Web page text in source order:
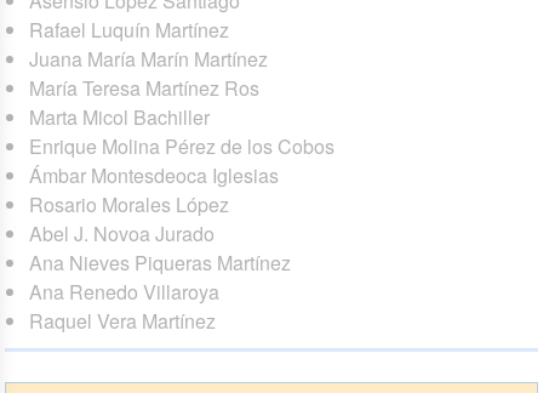
Rafael Luquín Martínez
Juana María Marín Martínez
María Teresa Martínez Ros
Marta Micol Bachiller
Enrique Molina Pérez de los Cobos
Ámbar Montesdeoca Iglesias
Rosario Morales López
Abel J. Novoa Jurado
Ana Nieves Piqueras Martínez
Ana Renedo Villaroya
Raquel Vera Martínez